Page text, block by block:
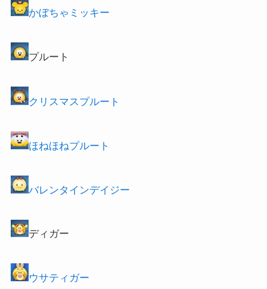
かぼちゃミッキー
プルート
クリスマスプルート
ほねほねプルート
バレンタインデイジー
ディガー
ウサティガー